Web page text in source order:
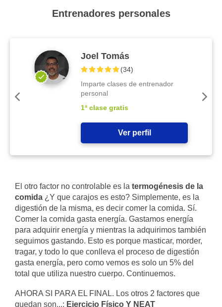
Entrenadores personales
Joel Tomás
(34)
Imparte clases de entrenador
personal
1ª clase gratis
Ver perfil
El otro factor no controlable es la termogénesis de la
comida ¿Y que carajos es esto? Simplemente, es la
digestión de la misma, es decir comer la comida. Sí.
Comer la comida gasta energía. Gastamos energía
para adquirir energía y mientras la adquirimos también
seguimos gastando. Esto es porque masticar, morder,
tragar, y todo lo que conlleva el proceso de digestión
gasta energía, pero como vemos es solo un 5% del
total que utiliza nuestro cuerpo. Continuemos.
AHORA SI PARA EL FINAL. Los otros 2 factores que
quedan son...: Ejercicio Físico Y NEAT